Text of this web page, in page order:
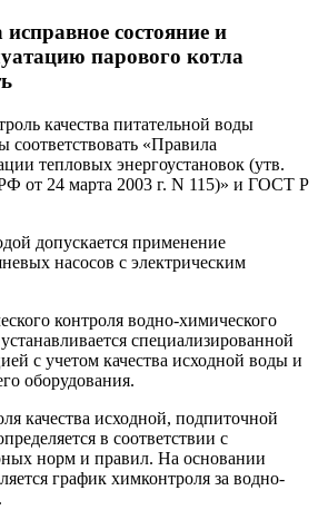
состояние и
парового котла
качества питательной воды
соответствовать «Правила
тепловых энергоустановок (утв.
от 24 марта 2003 г. N 115)» и ГОСТ Р
допускается применение
насосов с электрическим
контроля водно-химического
специализированной
с учетом качества исходной воды и
оборудования.
качества исходной, подпиточной
в соответствии с
норм и правил. На основании
график химконтроля за водно-